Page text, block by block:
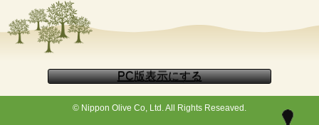
© Nippon Olive Co, Ltd. All Rights Reseaved.